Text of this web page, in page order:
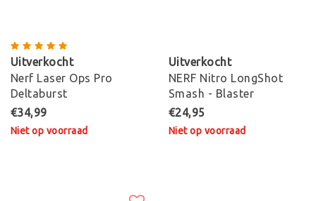
Uitverkocht
Nerf Laser Ops Pro
Deltaburst
€34,99
Niet op voorraad
Uitverkocht
NERF Nitro LongShot
Smash - Blaster
€24,95
Niet op voorraad